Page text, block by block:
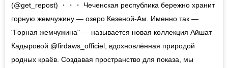
(@get_repost) ・・・ Чеченская республика бережно хранит
горную жемчужину — озеро Кезеной-Ам. Именно так —
"Горная жемчужина" — называется новая коллекция Айшат
Кадыровой @firdaws_officiel, вдохновлённая природой
родных краёв. Создавая пространство для показа, мы